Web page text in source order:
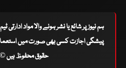
ہم نیوز پر شائع یا نشر ہونے والا مواد
پیشگی اجازت کسی بھی صورت میں
حقوق محفوظ ہیں © 2026